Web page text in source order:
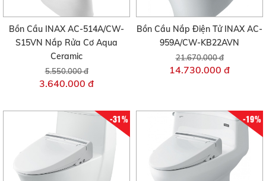
Bồn Cầu INAX AC-514A/CW-
S15VN Nắp Rửa Cơ Aqua
Ceramic
5.550.000 đ
3.640.000 đ
Bồn Cầu Nắp Điện Tử INAX AC-
959A/CW-KB22AVN
21.670.000 đ
14.730.000 đ
-31% -19%